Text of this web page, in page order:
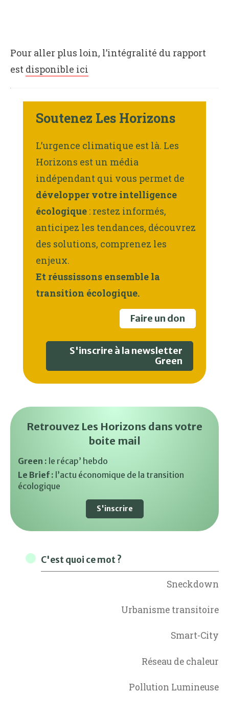
Pour aller plus loin, l’intégralité du rapport
est disponible ici
Soutenez Les Horizons
L’urgence climatique est là. Les
Horizons est un média
indépendant qui vous permet de
développer votre intelligence
écologique : restez informés,
anticipez les tendances, découvrez
des solutions, comprenez les
enjeux.
Et réussissons ensemble la
transition écologique.
Faire un don
S'inscrire à la newsletter
Green
Retrouvez Les Horizons dans votre
boite mail
Green : le récap’ hebdo
Le Brief : l’actu économique de la transition
écologique
S'inscrire
C'est quoi ce mot ?
Sneckdown
Urbanisme transitoire
Smart-City
Réseau de chaleur
Pollution Lumineuse